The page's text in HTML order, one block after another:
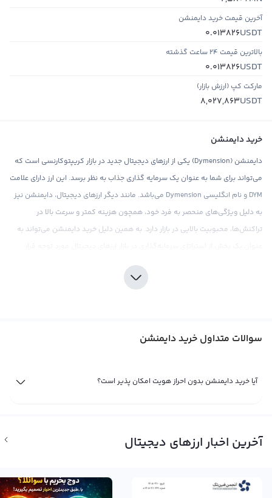
آخرین قیمت خرید دایمنشن
USDT
0.013826
بالاترین قیمت ۲۴ ساعت گذشته
USDT
0.013826
مارکت کپ (ارزش بازار)
USDT
8,027,863
خرید دایمنشن
دایمنشن (Dymension) یکی از ارزهای دیجیتال جدید در بازار کریپتوکارنسی است که
می‌تواند برای شما به عنوان یک سرمایه گذاری جذاب به نظر برسد. این ارز دارای علامت
DYM و نام انگلیسی Dymension می‌باشد. مانند دیگر ارزهای دیجیتال، دایمنشن نیز
به دلیل ویژگی‌های منحصر به فرد خود، همچون هزینه کمتر و سرعت بالا در
تراکنش‌ها، محبوبیت بالایی در بازار دارد. به همین دلیل خرید دایمنشن می‌تواند به
صرافی رابکس ارائه دهنده خدمات خرید و فروش دایمنشن در بازار کریپتوکارنسی
همچنین، به منظور کمک به کاربران در تصمیم‌گیری‌های سرمایه‌گذاری، رابکس
بالایی دارد. لذا، بهتر است قبل از خریدن دایمنشن مبالغه نکنید و با دقت و دانش
فروش سهام ارزش مالی شما را تعیین می‌کند، در دنیای ارزهای دیجیتال نیز فروش
سوالات متداول خرید دایمنشن
آیا خرید دایمنشن بدون احراز هویت امکان پذیر است؟
آخرین اخبار ارزهای دیجیتال